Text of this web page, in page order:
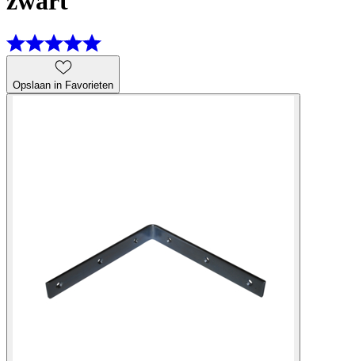
Opslaan in Favorieten